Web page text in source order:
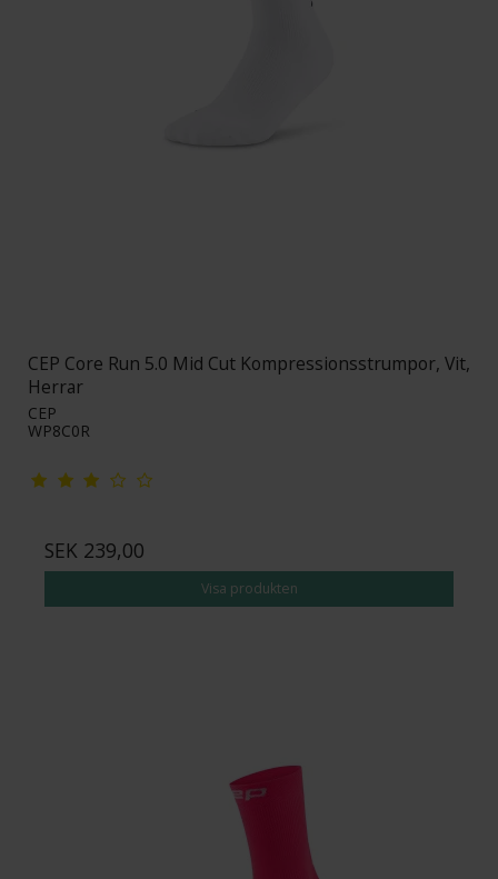
CEP Core Run 5.0 Mid Cut Kompressionsstrumpor, Vit,
Herrar
CEP
WP8C0R
SEK 239,00
Visa produkten